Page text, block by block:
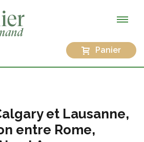
Panier
et Lausanne,
entre Rome,